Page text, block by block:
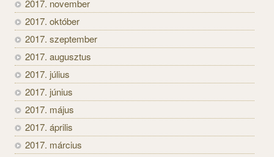
2017. november
2017. október
2017. szeptember
2017. augusztus
2017. július
2017. június
2017. május
2017. április
2017. március